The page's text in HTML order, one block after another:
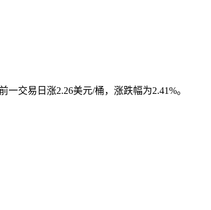
交易日涨2.26美元/桶，涨跌幅为2.41%。